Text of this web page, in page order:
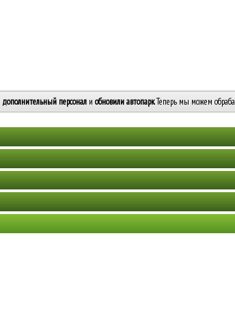
дополнительный персонал и обновили автопарк. Теперь мы можем